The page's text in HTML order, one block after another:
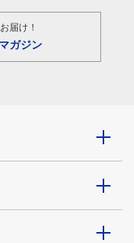
届け！
ガジン